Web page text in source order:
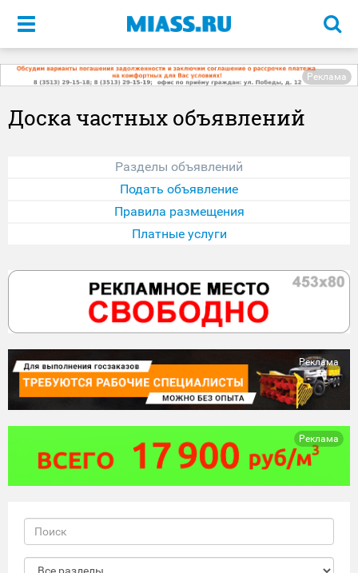
Меню
Реклама
Доска частных объявлений
Разделы объявлений
Подать объявление
Правила размещения
Платные услуги
Реклама
Реклама